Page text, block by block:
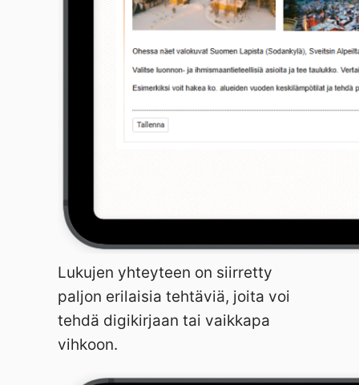
Lukujen yhteyteen on siirretty
paljon erilaisia tehtäviä, joita voi
tehdä digikirjaan tai vaikkapa
vihkoon.